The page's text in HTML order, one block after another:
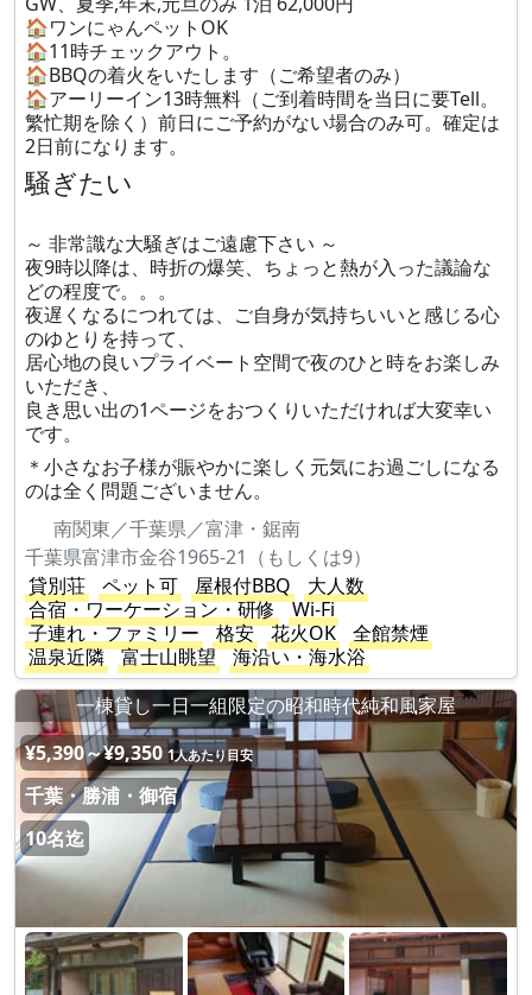
🏠ワンにゃんペットOK
🏠11時チェックアウト。
🏠BBQの着火をいたします（ご希望者のみ）
🏠アーリーイン13時無料（ご到着時間を当日に要Tell。
繁忙期を除く）前日にご予約がない場合のみ可。確定は
2日前になります。
騒ぎたい
～ 非常識な大騒ぎはご遠慮下さい ～
夜9時以降は、時折の爆笑、ちょっと熱が入った議論な
どの程度で。。。
夜遅くなるにつれては、ご自身が気持ちいいと感じる心
のゆとりを持って、
居心地の良いプライベート空間で夜のひと時をお楽しみ
いただき、
良き思い出の1ページをおつくりいただければ大変幸い
です。
＊小さなお子様が賑やかに楽しく元気にお過ごしになる
のは全く問題ございません。
南関東／千葉県／富津・鋸南
千葉県富津市金谷1965-21（もしくは9）
貸別荘
ペット可 屋根付BBQ
大人数
合宿・ワーケーション・研修
Wi-Fi
子連れ・ファミリー
格安 花火OK
全館禁煙
温泉近隣
富士山眺望
海沿い・海水浴
一棟貸し一日一組限定の昭和時代純和風家屋
¥5,390～¥9,350 1人あたり目安
千葉・勝浦・御宿
10名迄